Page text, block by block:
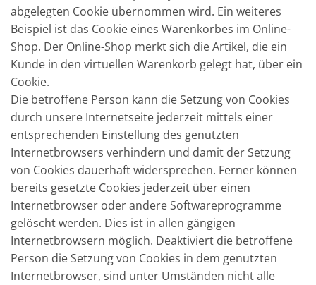
abgelegten Cookie übernommen wird. Ein weiteres
Beispiel ist das Cookie eines Warenkorbes im Online-
Shop. Der Online-Shop merkt sich die Artikel, die ein
Kunde in den virtuellen Warenkorb gelegt hat, über ein
Cookie.
Die betroffene Person kann die Setzung von Cookies
durch unsere Internetseite jederzeit mittels einer
entsprechenden Einstellung des genutzten
Internetbrowsers verhindern und damit der Setzung
von Cookies dauerhaft widersprechen. Ferner können
bereits gesetzte Cookies jederzeit über einen
Internetbrowser oder andere Softwareprogramme
gelöscht werden. Dies ist in allen gängigen
Internetbrowsern möglich. Deaktiviert die betroffene
Person die Setzung von Cookies in dem genutzten
Internetbrowser, sind unter Umständen nicht alle